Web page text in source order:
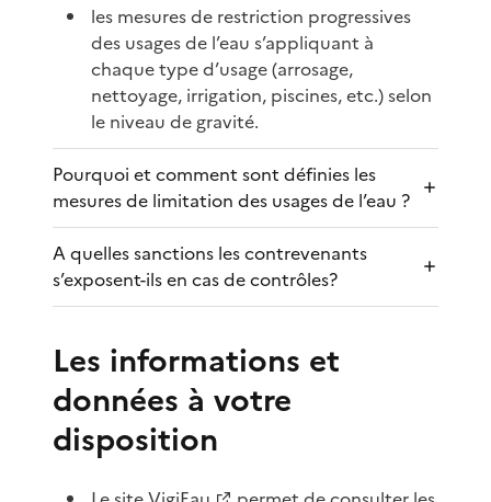
les mesures de restriction progressives
des usages de l’eau s’appliquant à
chaque type d’usage (arrosage,
nettoyage, irrigation, piscines, etc.) selon
le niveau de gravité.
Pourquoi et comment sont définies les
mesures de limitation des usages de l’eau ?
A quelles sanctions les contrevenants
s’exposent-ils en cas de contrôles?
Les informations et
données à votre
disposition